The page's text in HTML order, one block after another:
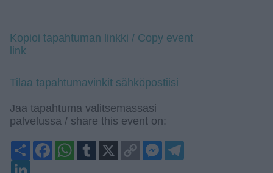
Kopioi tapahtuman linkki / Copy event
link
Tilaa tapahtumavinkit sähköpostiisi
Jaa tapahtuma valitsemassasi
palvelussa / share this event on:
ShareFacebookWhatsApp
Tumblr
X
Copy
Link
Messenger